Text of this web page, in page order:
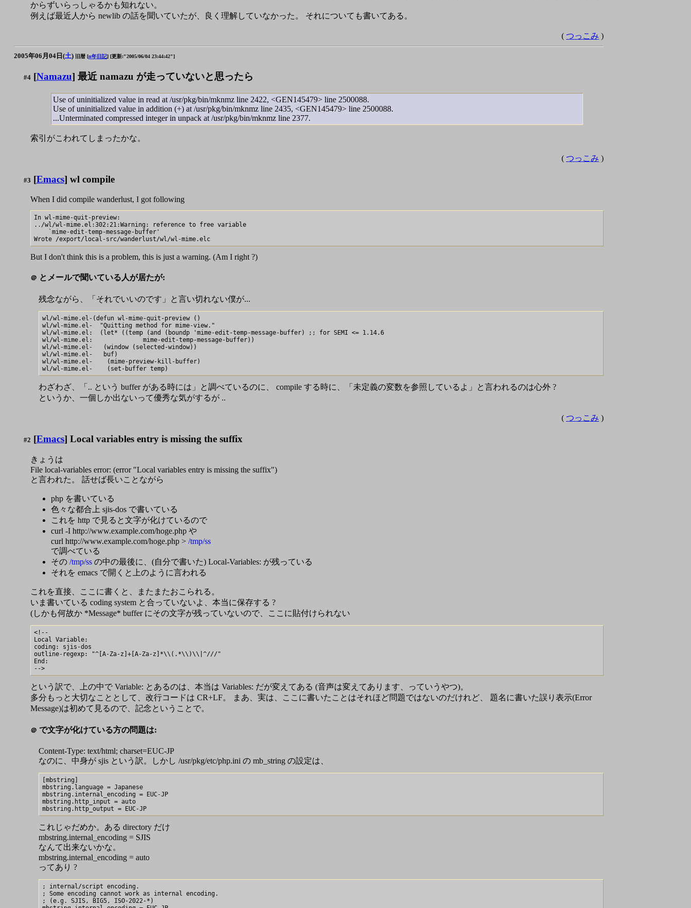
からずいらっしゃるかも知れない。
例えば最近人から newlib の話を聞いていたが、良く理解していなかった。 それについても書いてある。
( つっこみ )
2005年06月04日(土) 旧暦 [n年日記] [更新:"2005/06/04 23:44:42"]
#4[Namazu] 最近 namazu が走っていないと思ったら
Use of uninitialized value in read at /usr/pkg/bin/mknmz line 2422, <GEN145479> line 2500088.
Use of uninitialized value in addition (+) at /usr/pkg/bin/mknmz line 2435, <GEN145479> line 2500088.
...Unterminated compressed integer in unpack at /usr/pkg/bin/mknmz line 2377.
索引がこわれてしまったかな。
( つっこみ )
#3 [Emacs] wl compile
When I did compile wanderlust, I got following
In wl-mime-quit-preview:
../wl/wl-mime.el:302:21:Warning: reference to free variable
    `mime-edit-temp-message-buffer'
But I don't think this is a problem, this is just a warning. (Am I right ?)
＠ とメールで聞いている人が居たが:
残念ながら、「それでいいのです」と言い切れない僕が...
wl/wl-mime.el-(defun wl-mime-quit-preview ()
wl/wl-mime.el-  "Quitting method for mime-view."
wl/wl-mime.el:  (let* ((temp (and (boundp 'mime-edit-temp-message-buffer) ;; for SEMI <= 1.14.6
wl/wl-mime.el:              mime-edit-temp-message-buffer))
wl/wl-mime.el-   (window (selected-window))
wl/wl-mime.el-   buf)
wl/wl-mime.el-    (mime-preview-kill-buffer)
わざわざ、「.. という buffer がある時には」と調べているのに、 compile する時に、「未定義の変数を参照しているよ」と言われるのは心外 ?
というか、一個しか出ないって優秀な気がするが ..
( つっこみ )
#2 [Emacs] Local variables entry is missing the suffix
きょうは
File local-variables error: (error "Local variables entry is missing the suffix")
と言われた。 話せば長いことながら
php を書いている
色々な都合上 sjis-dos で書いている
これを http で見ると文字が化けているので
curl -I http://www.example.com/hoge.php や
curl http://www.example.com/hoge.php > /tmp/ss
で調べている
その /tmp/ss の中の最後に、(自分で書いた) Local-Variables: が残っている
それを emacs で開くと上のように言われる
これを直接、ここに書くと、またまたおこられる。
いま書いている coding system と合っていないよ、本当に保存する ?
(しかも何故か *Message* buffer にその文字が残っていないので、ここに貼付けられない
<!--
Local Variable:
coding: sjis-dos
outline-regexp: "^[A-Za-z]+[A-Za-z]*\\(.*\\)\\|^///"
End:
という訳で、上の中で Variable: とあるのは、本当は Variables: だが変えてある (音声は変えてあります、っていうやつ)。
多分もっと大切なこととして、改行コードは CR+LF。 まあ、実は、ここに書いたことはそれほど問題ではないのだけれど、 題名に書いた誤り表示(Error
Message)は初めて見るので、記念ということで。
＠ で文字が化けている方の問題は:
Content-Type: text/html; charset=EUC-JP
なのに、中身が sjis という訳。しかし /usr/pkg/etc/php.ini の mb_string の設定は、
[mbstring]
mbstring.language = Japanese
mbstring.internal_encoding = EUC-JP
mbstring.http_input = auto
これじゃだめか。ある directory だけ
mbstring.internal_encoding = SJIS
なんて出来ないかな。
mbstring.internal_encoding = auto
ってあり ?
; internal/script encoding.
; Some encoding cannot work as internal encoding.
; (e.g. SJIS, BIG5, ISO-2022-*)